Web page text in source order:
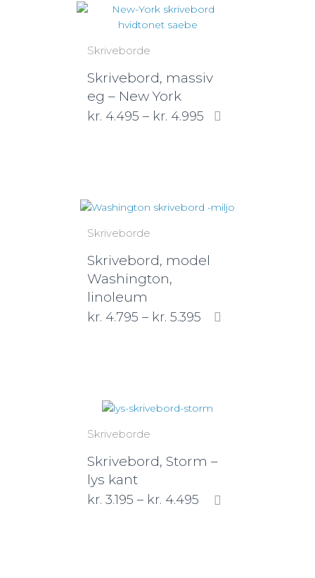
Skriveborde
Skrivebord, massiv
eg – New York
kr. 4.495 – kr. 4.995
Skriveborde
Skrivebord, model
Washington,
linoleum
kr. 4.795 – kr. 5.395
Skriveborde
Skrivebord, Storm –
lys kant
kr. 3.195 – kr. 4.495